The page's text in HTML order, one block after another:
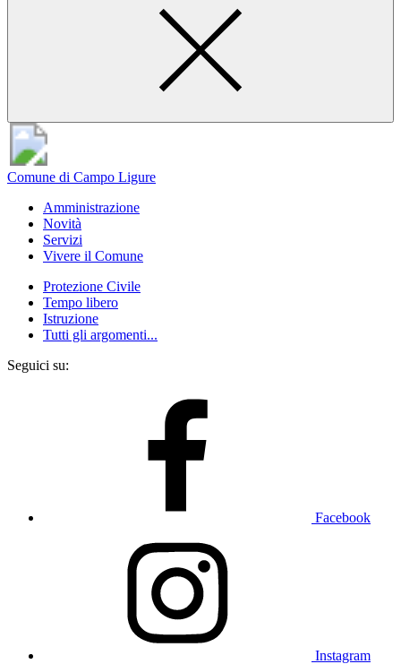
Comune di Campo Ligure
Amministrazione
Novità
Servizi
Vivere il Comune
Protezione Civile
Tempo libero
Istruzione
Tutti gli argomenti...
Seguici su:
Facebook
Instagram